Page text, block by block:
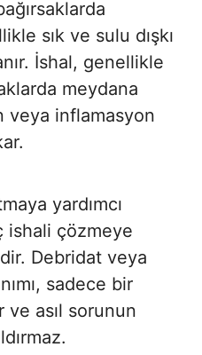
sık ve sulu dışkı
İshal, genellikle
meydana
veya inflamasyon
yardımcı
ishali çözmeye
Debridat veya
sadece bir
asıl sorunun